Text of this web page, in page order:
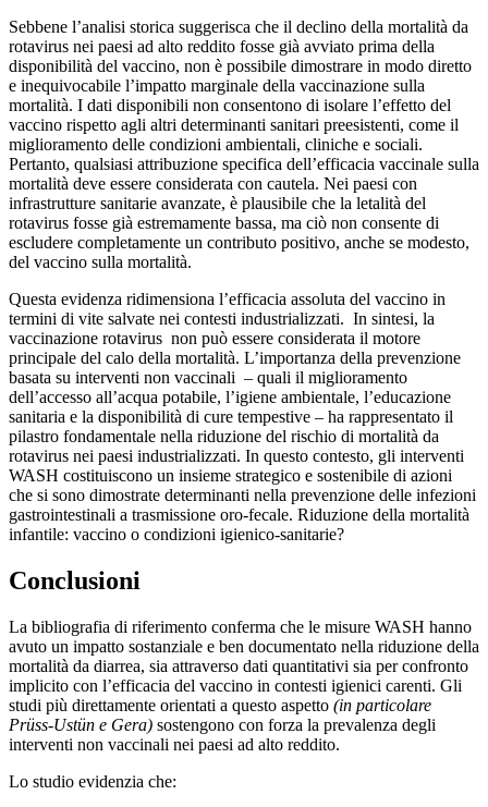
Sebbene l’analisi storica suggerisca che il declino della mortalità da
rotavirus nei paesi ad alto reddito fosse già avviato prima della
disponibilità del vaccino, non è possibile dimostrare in modo diretto
e inequivocabile l’impatto marginale della vaccinazione sulla
mortalità. I dati disponibili non consentono di isolare l’effetto del
vaccino rispetto agli altri determinanti sanitari preesistenti, come il
miglioramento delle condizioni ambientali, cliniche e sociali.
Pertanto, qualsiasi attribuzione specifica dell’efficacia vaccinale sulla
mortalità deve essere considerata con cautela. Nei paesi con
infrastrutture sanitarie avanzate, è plausibile che la letalità del
rotavirus fosse già estremamente bassa, ma ciò non consente di
escludere completamente un contributo positivo, anche se modesto,
del vaccino sulla mortalità.
Questa evidenza ridimensiona l’efficacia assoluta del vaccino in
termini di vite salvate nei contesti industrializzati. In sintesi, la
vaccinazione rotavirus non può essere considerata il motore
principale del calo della mortalità. L’importanza della prevenzione
basata su interventi non vaccinali – quali il miglioramento
dell’accesso all’acqua potabile, l’igiene ambientale, l’educazione
sanitaria e la disponibilità di cure tempestive – ha rappresentato il
pilastro fondamentale nella riduzione del rischio di mortalità da
rotavirus nei paesi industrializzati. In questo contesto, gli interventi
WASH costituiscono un insieme strategico e sostenibile di azioni
che si sono dimostrate determinanti nella prevenzione delle infezioni
gastrointestinali a trasmissione oro-fecale. Riduzione della mortalità
infantile: vaccino o condizioni igienico-sanitarie?
Conclusioni
La bibliografia di riferimento conferma che le misure WASH hanno
avuto un impatto sostanziale e ben documentato nella riduzione della
mortalità da diarrea, sia attraverso dati quantitativi sia per confronto
implicito con l’efficacia del vaccino in contesti igienici carenti. Gli
studi più direttamente orientati a questo aspetto (in particolare
Prüss-Ustün e Gera) sostengono con forza la prevalenza degli
interventi non vaccinali nei paesi ad alto reddito.
Lo studio evidenzia che: